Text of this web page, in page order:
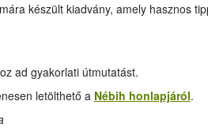
készült kiadvány, amely hasznos
ad gyakorlati útmutatást.
letölthető a Nébih honlapjáról.